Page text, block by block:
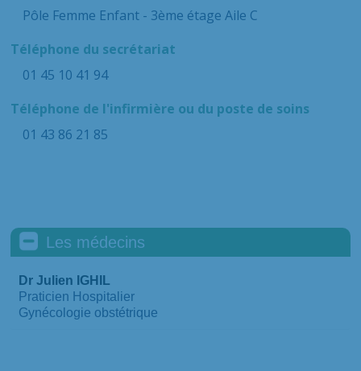
Pôle Femme Enfant - 3ème étage Aile C
Téléphone du secrétariat
01 45 10 41 94
Téléphone de l'infirmière ou du poste de soins
01 43 86 21 85
Les médecins
Dr Julien IGHIL
Praticien Hospitalier
Gynécologie obstétrique